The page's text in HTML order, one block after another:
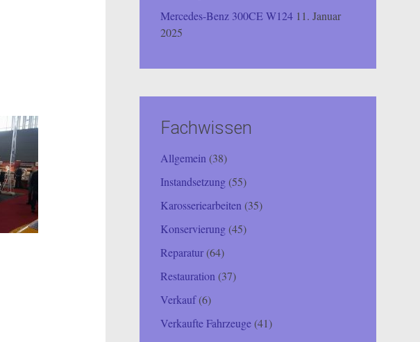
Mercedes-Benz 300CE W124 11. Januar
2025
Fachwissen
Allgemein (38)
Instandsetzung(55)
Karosseriearbeiten (35)
Konservierung(45)
Reparatur(64)
Restauration (37)
Verkauf(6)
Verkaufte Fahrzeuge(41)